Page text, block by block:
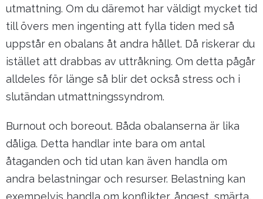
utmattning. Om du däremot har väldigt mycket tid
till övers men ingenting att fylla tiden med så
uppstår en obalans åt andra hållet. Då riskerar du
istället att drabbas av uttråkning. Om detta pågår
alldeles för länge så blir det också stress och i
slutändan utmattningssyndrom.
Burnout och boreout. Båda obalanserna är lika
dåliga. Detta handlar inte bara om antal
åtaganden och tid utan kan även handla om
andra belastningar och resurser. Belastning kan
exempelvis handla om konflikter, ångest, smärta,